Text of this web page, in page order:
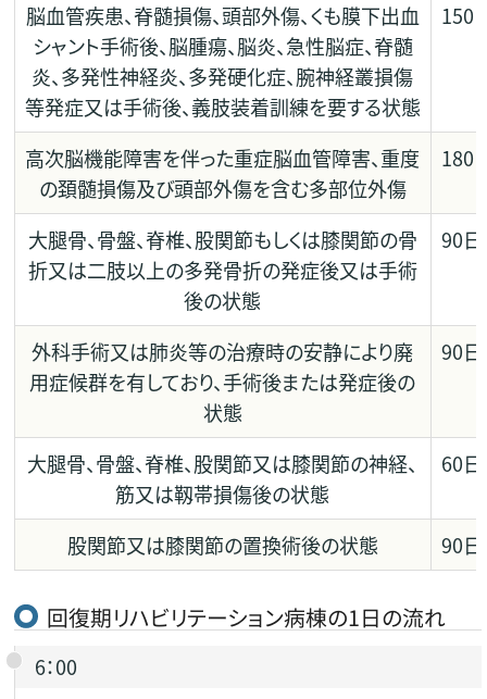
脳血管疾患、脊髄損傷、頭部外傷、くも膜下出血
シャント手術後、脳腫瘍、脳炎、急性脳症、脊髄
炎、多発性神経炎、多発硬化症、腕神経叢損傷
等発症又は手術後、義肢装着訓練を要する状態
150
高次脳機能障害を伴った重症脳血管障害、重度
の頚髄損傷及び頭部外傷を含む多部位外傷
180
大腿骨、骨盤、脊椎、股関節もしくは膝関節の骨
折又は二肢以上の多発骨折の発症後又は手術
後の状態
90日
外科手術又は肺炎等の治療時の安静により廃
用症候群を有しており、手術後または発症後の
状態
90日
大腿骨、骨盤、脊椎、股関節又は膝関節の神経、
筋又は靱帯損傷後の状態
60日
股関節又は膝関節の置換術後の状態 90日
回復期リハビリテーション病棟の1日の流れ
6：00